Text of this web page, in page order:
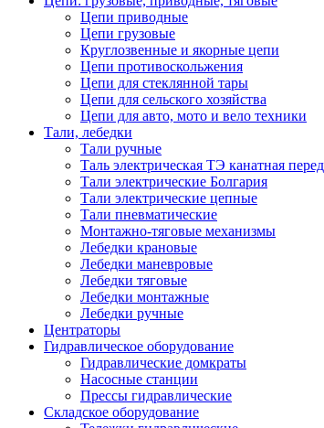
Цепи приводные
Цепи грузовые
Круглозвенные и якорные цепи
Цепи противоскольжения
Цепи для стеклянной тары
Цепи для сельского хозяйства
Цепи для авто, мото и вело техники
Тали, лебедки
Тали ручные
Таль электрическая ТЭ канатная
Тали электрические Болгария
Тали электрические цепные
Тали пневматические
Монтажно-тяговые механизмы
Лебедки крановые
Лебедки маневровые
Лебедки тяговые
Лебедки монтажные
Лебедки ручные
Центраторы
Гидравлическое оборудование
Гидравлические домкраты
Насосные станции
Прессы гидравлические
Складское оборудование